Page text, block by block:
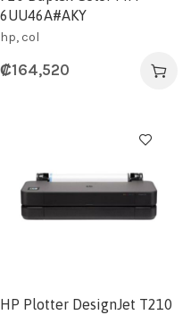
6UU46A#AKY
hp, col
₡164,520
HP Plotter DesignJet T210